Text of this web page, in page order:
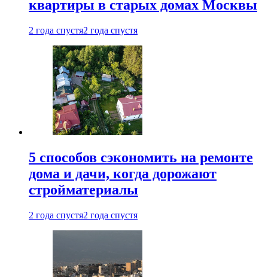
квартиры в старых домах Москвы
2 года спустя2 года спустя
5 способов сэкономить на ремонте
дома и дачи, когда дорожают
стройматериалы
2 года спустя2 года спустя